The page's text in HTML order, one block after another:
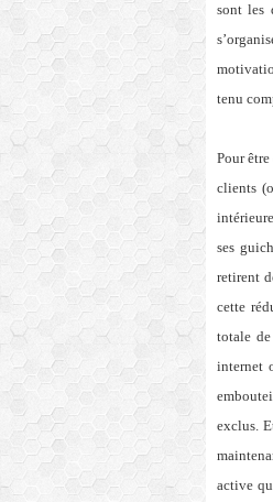
sont les
tenu
Pour
clients
ses
retirent
cette
totale
internet
exclus.
active